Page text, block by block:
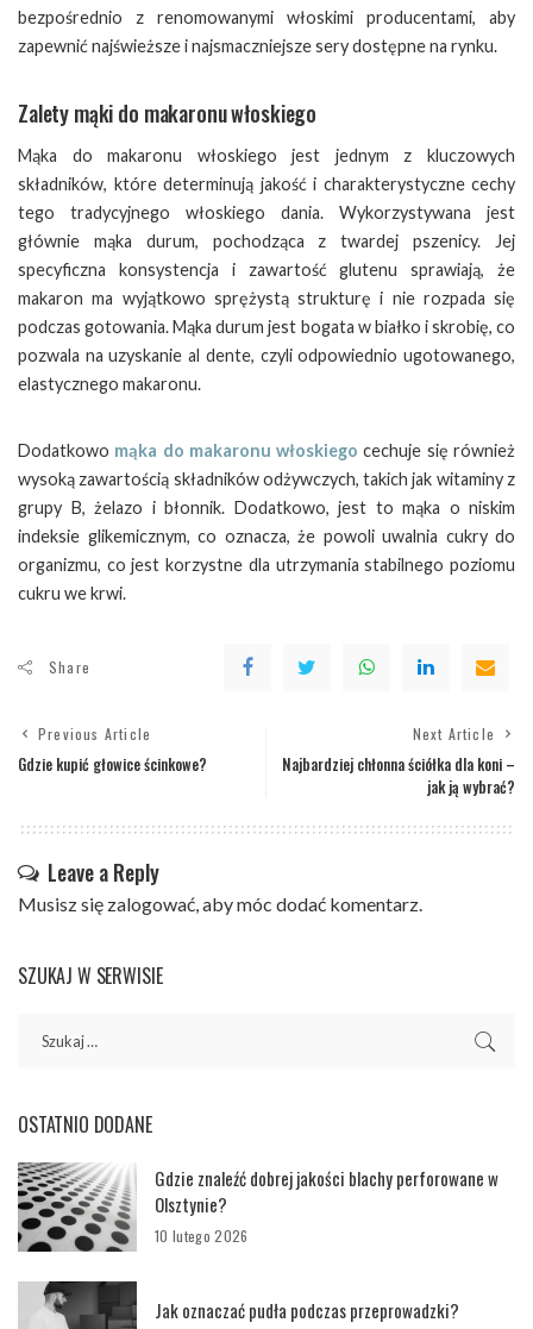
bezpośrednio z renomowanymi włoskimi producentami, aby
zapewnić najświeższe i najsmaczniejsze sery dostępne na rynku.
Zalety mąki do makaronu włoskiego
Mąka do makaronu włoskiego jest jednym z kluczowych
składników, które determinują jakość i charakterystyczne cechy
tego tradycyjnego włoskiego dania. Wykorzystywana jest
głównie mąka durum, pochodząca z twardej pszenicy. Jej
specyficzna konsystencja i zawartość glutenu sprawiają, że
makaron ma wyjątkowo sprężystą strukturę i nie rozpada się
podczas gotowania. Mąka durum jest bogata w białko i skrobię, co
pozwala na uzyskanie al dente, czyli odpowiednio ugotowanego,
elastycznego makaronu.
Dodatkowo mąka do makaronu włoskiego cechuje się również
wysoką zawartością składników odżywczych, takich jak witaminy z
grupy B, żelazo i błonnik. Dodatkowo, jest to mąka o niskim
indeksie glikemicznym, co oznacza, że powoli uwalnia cukry do
organizmu, co jest korzystne dla utrzymania stabilnego poziomu
cukru we krwi.
Share
Previous Article
Gdzie kupić głowice ścinkowe?
Next Article
Najbardziej chłonna ściółka dla koni –
jak ją wybrać?
Leave a Reply
Musisz się zalogować , aby móc dodać komentarz.
SZUKAJ W SERWISIE
OSTATNIO DODANE
Gdzie znaleźć dobrej jakości blachy perforowane w
Olsztynie?
10 lutego 2026
Jak oznaczać pudła podczas przeprowadzki?